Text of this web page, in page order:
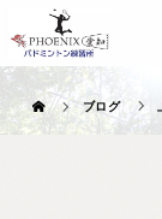
ブログ